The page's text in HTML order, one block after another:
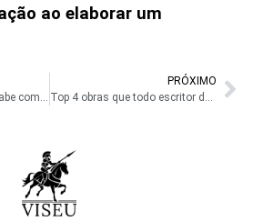
ao elaborar um
Sprint de escrita: você sabe como usá-lo?
PRÓXIMO
Top 4 obras que todo escritor deve conhecer antes de começar a escrever